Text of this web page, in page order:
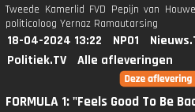
Tweede Kamerlid FVD Pepijn van
politicoloog Yernaz Ramautarsing
18-04-2024 13:22 NPO1
Politiek.TV
Alle afleveringen
FORMULA 1: "Feels Good To Be